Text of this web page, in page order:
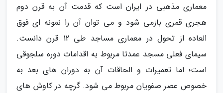
معماری مذهبی در ایران است که قدمت آن به قرن دوم
هجری قمری بازمی شود و می توان آن را نمونه ای فوق
العاده از تحول در معماری مساجد طی 12 قرن دانست.
سیمای فعلی مسجد عمدتا مربوط به اقدامات دوره سلجوقی
است؛ اما تعمیرات و الحاقات آن به دوران های بعد به
خصوص عصر صفویان مربوط می شود. گرچه در کاوش های